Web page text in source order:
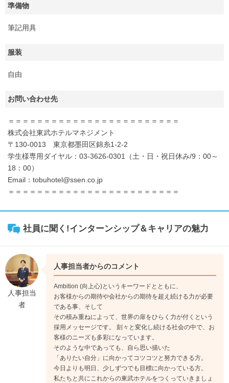
準備物
筆記用具
服装
自由
お問い合わせ先
＝＝＝＝＝＝＝＝＝＝＝＝＝＝＝＝＝＝＝＝＝＝＝＝
株式会社東武ホテルマネジメント
〒130-0013 東京都墨田区錦糸1-2-2
学生様専用ダイヤル：03-3626-0301（土・日・祝日休み/9：00～
18：00）
Email：tobuhotel@ssen.co.jp
＝＝＝＝＝＝＝＝＝＝＝＝＝＝＝＝＝＝＝＝＝＝＝＝
社員に聞く!インターンシップ＆キャリアの魅力
人事担当
者
人事担当者からのコメント
Ambition (向上心)というキーワードとともに、
お客様からの期待や会社からの期待を超え続ける力が必要
である事、そして
その積み重ねによって、世界の扉をひらく力が付くという
採用メッセージです。 刻々と変化し続ける社会の中で、お
客様のニーズも多彩になっています。
そのような中であっても、自ら思い描いた
「ありたい自分」に向かってコツコツと努力できる方。
今日よりも明日、少しずつでも目標に向かっている方。
私たちと共にこれからの東武ホテルをつくっていきましょ